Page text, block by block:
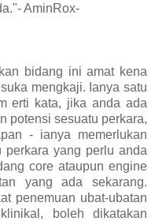
AminRox-
bidang ini amat kena
mengkaji. Ianya satu
erti kata, jika anda ada
potensi sesuatu perkara,
- ianya memerlukan
perkara yang perlu anda
core ataupun engine
yang ada sekarang.
penemuan ubat-ubatan
boleh dikatakan